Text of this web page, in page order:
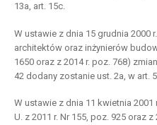
13a, art. 15c.
W ustawie z dnia 15 grudnia 2000
architektów oraz inżynierów
1650 oraz z 2014 r. poz. 768)
42 dodany zostanie ust. 2a, w art.
W ustawie z dnia 11 kwietnia
U. z 2011 r. Nr 155, poz. 925 oraz